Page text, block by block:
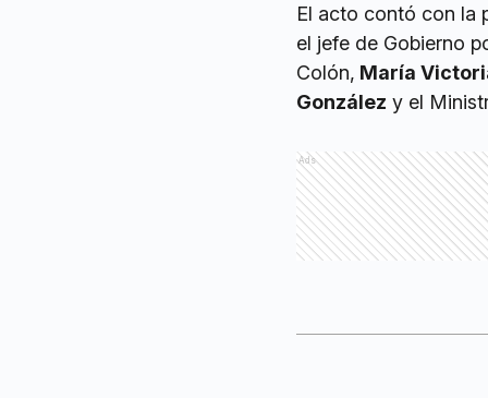
El acto contó con la
el jefe de Gobierno
Colón, María
González y el
Ads